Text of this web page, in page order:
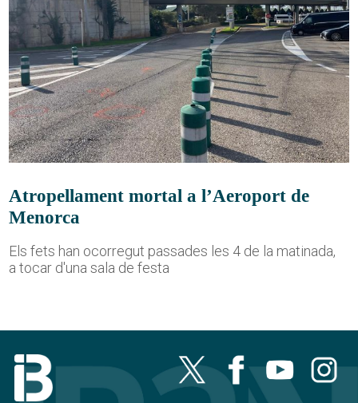
Atropellament mortal a l’Aeroport de
Menorca
Els fets han ocorregut passades les 4 de la matinada,
a tocar d'una sala de festa